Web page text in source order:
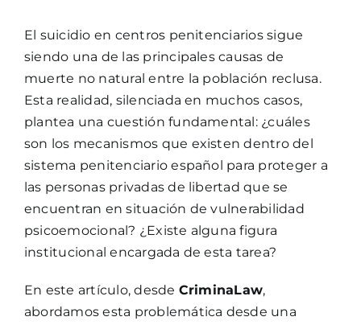
El suicidio en centros penitenciarios sigue
siendo una de las principales causas de
muerte no natural entre la población reclusa.
Esta realidad, silenciada en muchos casos,
plantea una cuestión fundamental: ¿cuáles
son los mecanismos que existen dentro del
sistema penitenciario español para proteger a
las personas privadas de libertad que se
encuentran en situación de vulnerabilidad
psicoemocional? ¿Existe alguna figura
institucional encargada de esta tarea?
En este artículo, desde CriminaLaw,
abordamos esta problemática desde una